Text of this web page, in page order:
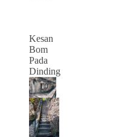
Kesan
Bom
Pada
Dinding